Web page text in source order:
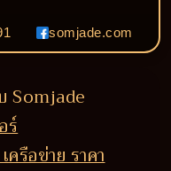
somjade.com
Somjade
ร์
ครือข่าย ราคา